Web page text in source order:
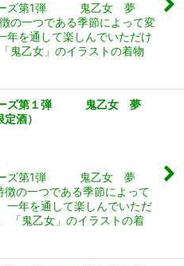
ーズ第1弾 鬼乙女 夢
の一つである季節によって変
年を通して楽しんでいただけ
鬼乙女」のイラストの着物
ーズ第１弾 鬼乙女 夢
酒）
ーズ第1弾 鬼乙女 夢
の一つである季節によって
一年を通して楽しんでいただ
「鬼乙女」のイラストの着